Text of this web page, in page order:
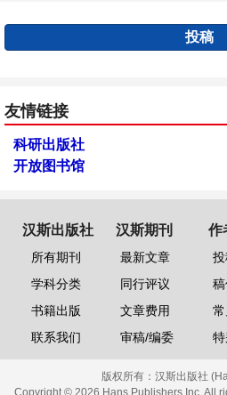
投稿
友情链接
科研出版社
开放图书馆
汉斯出版社
所有期刊
学科分类
书籍出版
联系我们
汉斯期刊
最新文章
同行评议
文章费用
审稿/编委
作
版权所有： 汉斯出版社
Copyright © 2026 Hans Publishers Inc. All